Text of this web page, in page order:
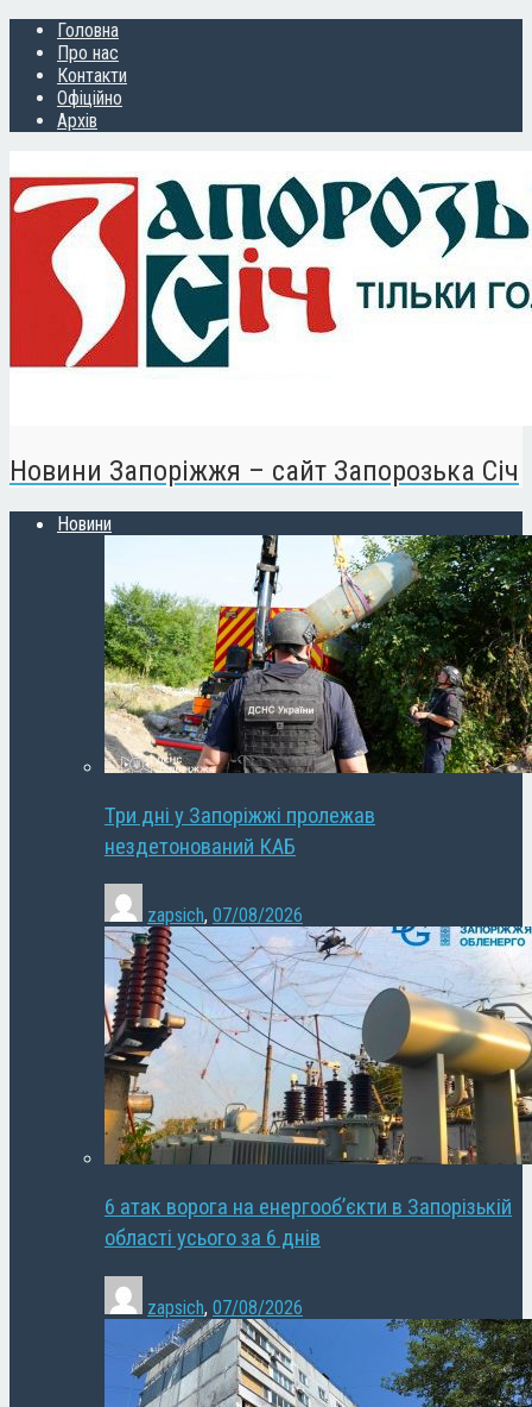
Головна
Про нас
Контакти
Офіційно
Архів
Новини Запоріжжя – сайт Запорозька Січ
Новини
Три дні у Запоріжжі пролежав
нездетонований КАБ
zapsich, 07/08/2026
6 атак ворога на енергооб’єкти в Запорізькій
області усього за 6 днів
zapsich, 07/08/2026